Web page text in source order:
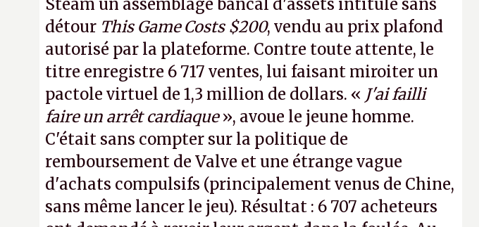
Steam un assemblage bancal d'assets intitulé sans
détour This Game Costs $200, vendu au prix plafond
autorisé par la plateforme. Contre toute attente, le
titre enregistre 6 717 ventes, lui faisant miroiter un
pactole virtuel de 1,3 million de dollars. « J'ai failli
faire un arrêt cardiaque», avoue le jeune homme.
C'était sans compter sur la politique de
remboursement de Valve et une étrange vague
d'achats compulsifs (principalement venus de Chine,
sans même lancer le jeu). Résultat : 6 707 acheteurs